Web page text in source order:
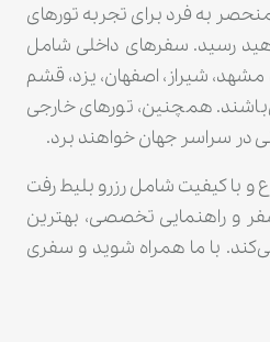
به فرد برای تجربه تورهای
رسید. سفرهای داخلی شامل
شیراز، اصفهان، یزد، قشم
همچنین، تورهای خارجی
در سراسر جهان خواهند برد.
و با کیفیت شامل رزرو بلیط رفت
و راهنمایی تخصصی، بهترین
با ما همراه شوید و سفری